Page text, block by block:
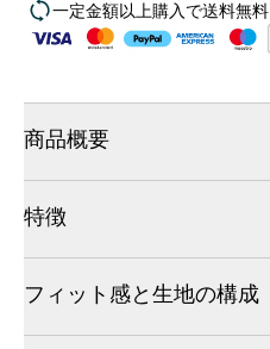
一定金額以上購入で送料無料
商品概要
特徴
フィット感と生地の構成